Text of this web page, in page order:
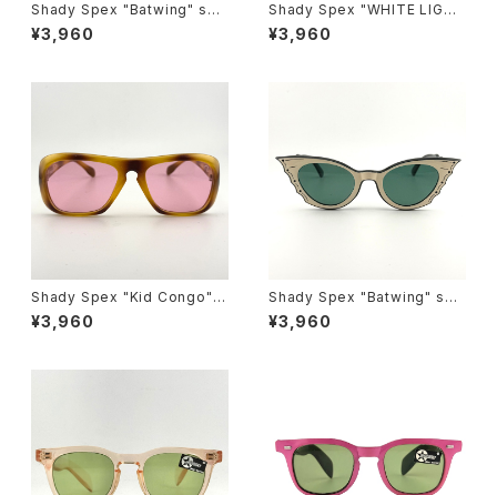
Shady Spex "Batwing" sun
glasses, Cream w/Black p
aint/Polarized Dark Green l
¥3,960
Shady Spex "WHITE LIGHT
Wraparounds" sunglasses,
Tortoise w/Polarized G15 l
¥3,960
Shady Spex "Kid Congo" s
unglasses, Tiger w/Pink le
ns
¥3,960
Shady Spex "Batwing" sun
glasses, Black w/Cream p
¥3,960